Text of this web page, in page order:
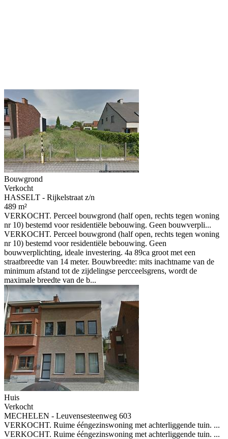
Bouwgrond
Verkocht
HASSELT - Rijkelstraat z/n
489 m²
VERKOCHT. Perceel bouwgrond (half open, rechts tegen woning
nr 10) bestemd voor residentiële bebouwing. Geen bouwverpli...
VERKOCHT. Perceel bouwgrond (half open, rechts tegen woning
nr 10) bestemd voor residentiële bebouwing. Geen
bouwverplichting, ideale investering. 4a 89ca groot met een
straatbreedte van 14 meter. Bouwbreedte: mits inachtname van de
minimum afstand tot de zijdelingse percceelsgrens, wordt de
maximale breedte van de b...
Huis
Verkocht
MECHELEN - Leuvensesteenweg 603
VERKOCHT. Ruime ééngezinswoning met achterliggende tuin. ...
VERKOCHT. Ruime ééngezinswoning met achterliggende tuin. ...